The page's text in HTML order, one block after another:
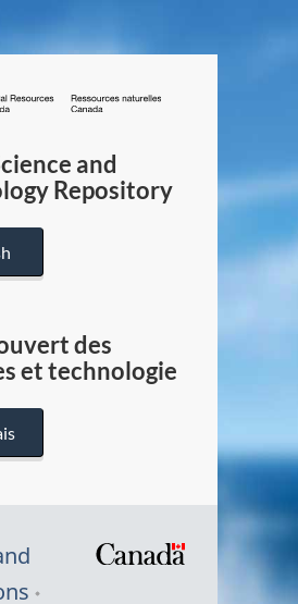
/
Canada
and
Repository
des
et technologie
Symbole